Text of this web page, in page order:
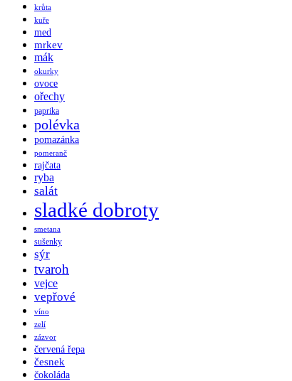
krůta
kuře
med
mrkev
mák
okurky
ovoce
ořechy
paprika
polévka
pomazánka
pomeranč
rajčata
ryba
salát
sladké dobroty
smetana
sušenky
sýr
tvaroh
vejce
vepřové
víno
zelí
zázvor
červená řepa
česnek
čokoláda